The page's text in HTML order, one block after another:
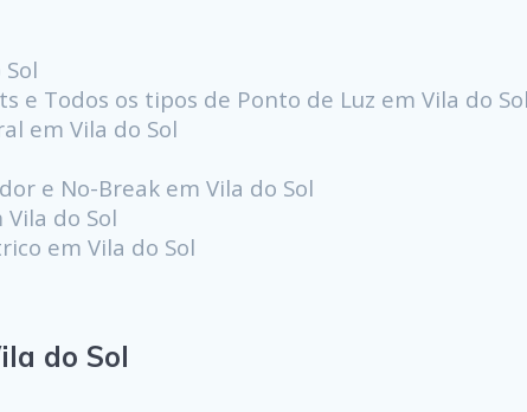
e Todos os tipos de Ponto de Luz em Vila do
em Vila do Sol
e No-Break em Vila do Sol
do Sol
em Vila do Sol
do Sol